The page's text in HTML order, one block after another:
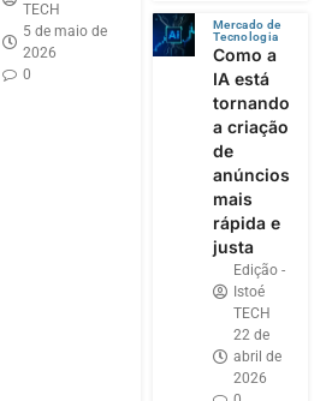
TECH
5 de maio de
2026
0
Mercado de
Tecnologia
Como a
IA está
tornando
a criação
de
anúncios
mais
rápida e
justa
Edição -
Istoé
TECH
22 de
abril de
2026